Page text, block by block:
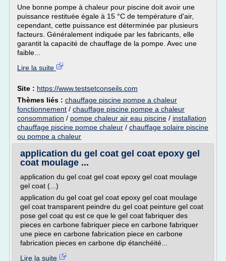
Une bonne pompe à chaleur pour piscine doit avoir une
puissance restituée égale à 15 °C de température d'air,
cependant, cette puissance est déterminée par plusieurs
facteurs. Généralement indiquée par les fabricants, elle
garantit la capacité de chauffage de la pompe. Avec une
faible...
Lire la suite
Site : https://www.testsetconseils.com
Thèmes liés : chauffage piscine pompe a chaleur
fonctionnement / chauffage piscine pompe a chaleur
consommation / pompe chaleur air eau piscine / installation
chauffage piscine pompe chaleur / chauffage solaire piscine
ou pompe a chaleur
application du gel coat gel coat epoxy gel
coat moulage ...
application du gel coat gel coat epoxy gel coat moulage
gel coat (...)
application du gel coat gel coat epoxy gel coat moulage
gel coat transparent peindre du gel coat peinture gel coat
pose gel coat qu est ce que le gel coat fabriquer des
pieces en carbone fabriquer piece en carbone fabriquer
une piece en carbone fabrication piece en carbone
fabrication pieces en carbone dip étanchéité...
Lire la suite